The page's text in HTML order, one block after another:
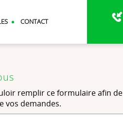
CONTACT
remplir ce formulaire afin de
vos demandes.